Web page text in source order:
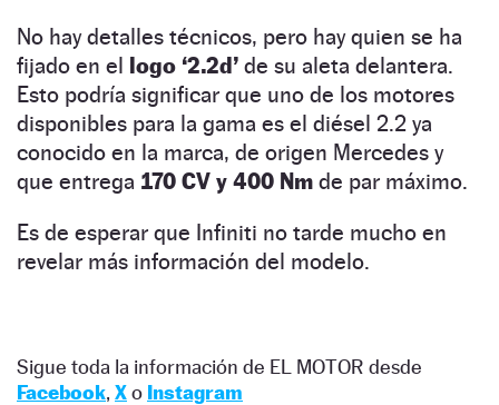
No hay detalles técnicos, pero hay quien se ha
fijado en el logo ‘2.2d’ de su aleta delantera.
Esto podría significar que uno de los motores
disponibles para la gama es el diésel 2.2 ya
conocido en la marca, de origen Mercedes y
que entrega 170 CV y 400 Nm de par máximo.
Es de esperar que Infiniti no tarde mucho en
revelar más información del modelo.
Sigue toda la información de EL MOTOR desde
Facebook, Xo Instagram